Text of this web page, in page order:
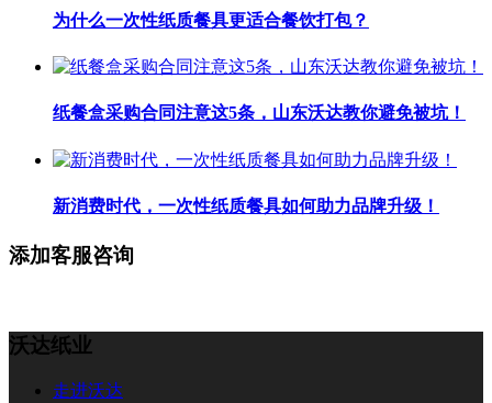
为什么一次性纸质餐具更适合餐饮打包？
纸餐盒采购合同注意这5条，山东沃达教你避免被坑！
新消费时代，一次性纸质餐具如何助力品牌升级！
添加客服咨询
沃达纸业
走进沃达